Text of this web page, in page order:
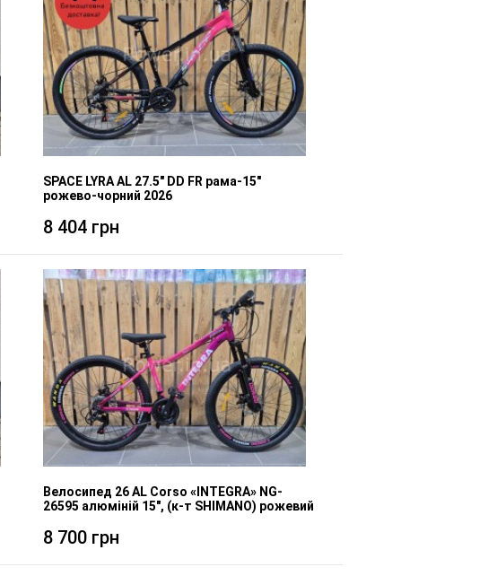
SPACE LYRA AL 27.5" DD FR рама-15"
рожево-чорний 2026
8 404 грн
Велосипед 26 AL Corso «INTEGRA» NG-
26595 алюміній 15", (к-т SHIMANO) рожевий
8 700 грн